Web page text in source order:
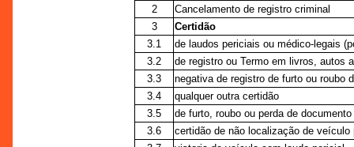
2
Cancelamento de registro criminal
3
Certidão
3.1
de laudos periciais ou médico-legais
3.2
de registro ou Termo em livros, autos
3.3
negativa de registro de furto ou roubo
3.4
qualquer outra certidão
3.5
de furto, roubo ou perda de
3.6
certidão de não localização de veículo